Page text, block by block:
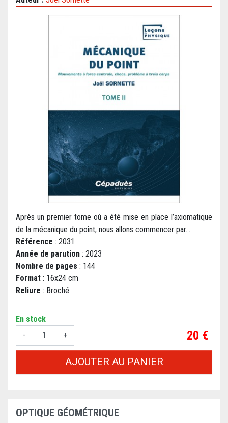
Après un premier tome où a été mise en place l’axiomatique
de la mécanique du point, nous allons commencer par...
Référence : 2031
Année de parution : 2023
Nombre de pages : 144
Format : 16x24 cm
Reliure : Broché
En stock
-
+ Prix
20 €
AJOUTER AU PANIER
OPTIQUE GÉOMÉTRIQUE